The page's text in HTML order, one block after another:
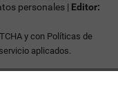
personales| Editor:
y con Políticas de
aplicados.